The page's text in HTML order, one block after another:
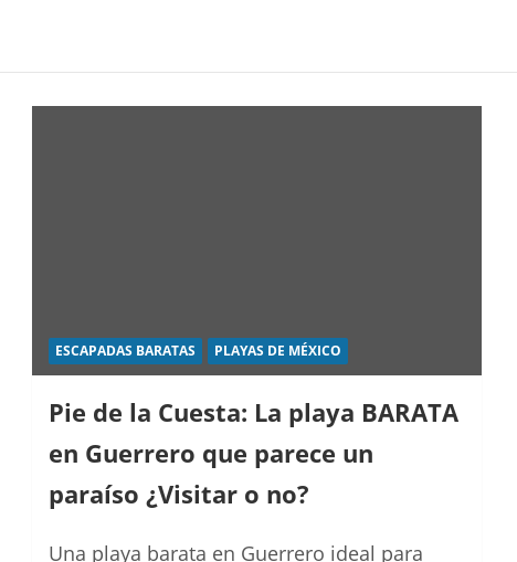
ESCAPADAS BARATAS PLAYAS DE MÉXICO
Pie de la Cuesta: La playa BARATA
en Guerrero que parece un
paraíso ¿Visitar o no?
Una playa barata en Guerrero ideal para